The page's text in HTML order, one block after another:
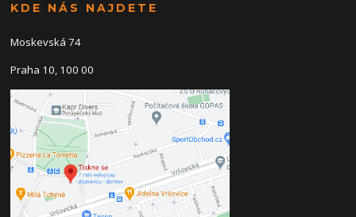
KDE NÁS NAJDETE
Moskevská 74
Praha 10, 100 00